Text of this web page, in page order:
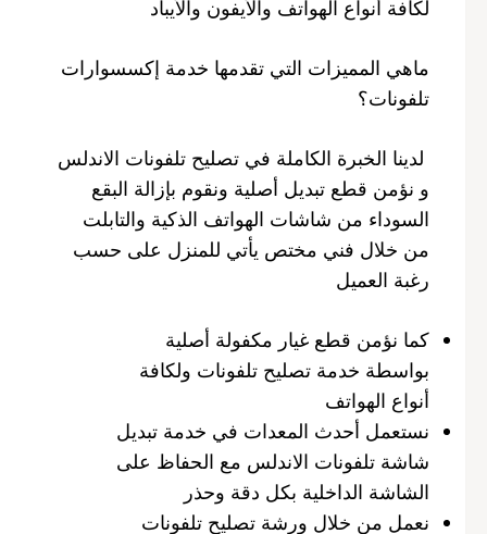
لكافة أنواع الهواتف والأيفون والأيباد
ماهي المميزات التي تقدمها خدمة إكسسوارات
تلفونات؟
لدينا الخبرة الكاملة في تصليح تلفونات الاندلس
و نؤمن قطع تبديل أصلية ونقوم بإزالة البقع
السوداء من شاشات الهواتف الذكية والتابلت
من خلال فني مختص يأتي للمنزل على حسب
رغبة العميل
كما نؤمن قطع غيار مكفولة أصلية
بواسطة خدمة تصليح تلفونات ولكافة
أنواع الهواتف
نستعمل أحدث المعدات في خدمة تبديل
شاشة تلفونات الاندلس مع الحفاظ على
الشاشة الداخلية بكل دقة وحذر
نعمل من خلال ورشة تصليح تلفونات